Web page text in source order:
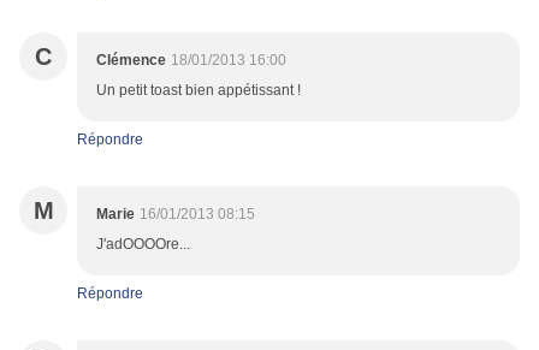
C Clémence 18/01/2013 16:00
Un petit toast bien appétissant !
Répondre
M Marie 16/01/2013 08:15
J'adOOOOre...
Répondre